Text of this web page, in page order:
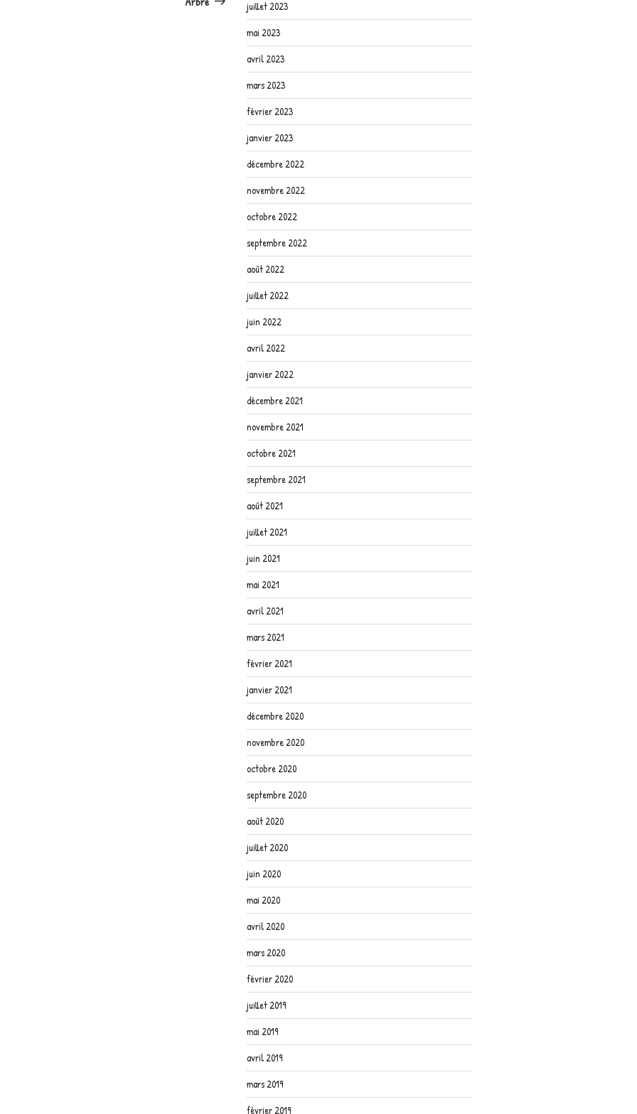
juillet 2023
mai 2023
avril 2023
mars 2023
février 2023
janvier 2023
décembre 2022
novembre 2022
octobre 2022
septembre 2022
août 2022
juillet 2022
juin 2022
avril 2022
janvier 2022
décembre 2021
novembre 2021
octobre 2021
septembre 2021
août 2021
juillet 2021
juin 2021
mai 2021
avril 2021
mars 2021
février 2021
janvier 2021
décembre 2020
novembre 2020
octobre 2020
septembre 2020
août 2020
juillet 2020
juin 2020
mai 2020
avril 2020
mars 2020
février 2020
juillet 2019
mai 2019
avril 2019
mars 2019
février 2019